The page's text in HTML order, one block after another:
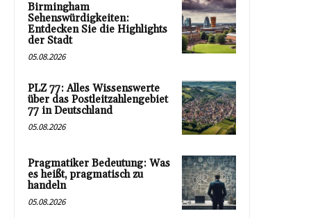
Birmingham
Sehenswürdigkeiten:
Entdecken Sie die Highlights
der Stadt
05.08.2026
PLZ 77: Alles Wissenswerte
über das Postleitzahlengebiet
77 in Deutschland
05.08.2026
Pragmatiker Bedeutung: Was
es heißt, pragmatisch zu
handeln
05.08.2026